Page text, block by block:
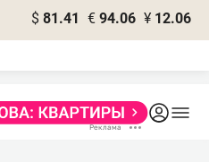
$ 81.41 € 94.06 ¥ 12.06